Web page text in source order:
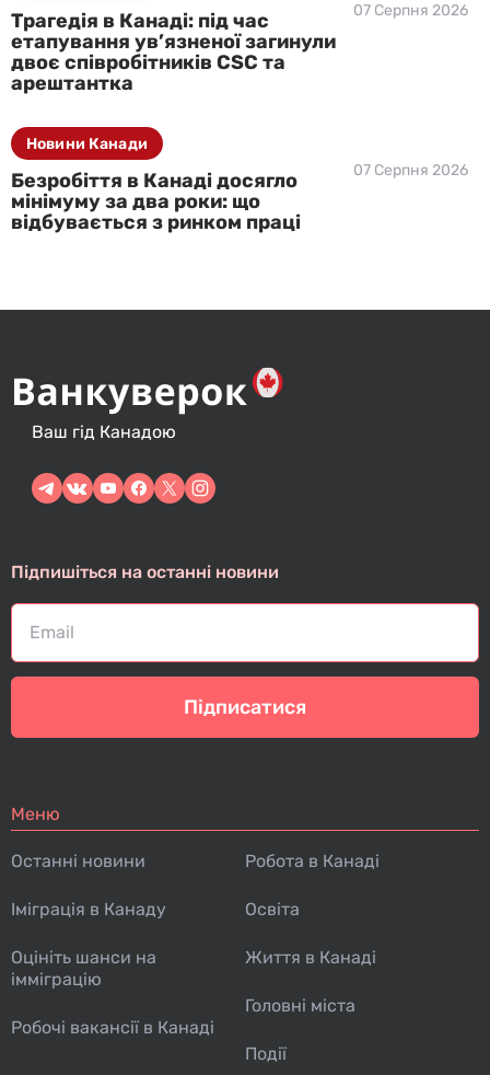
Трагедія в Канаді: під час
етапування ув’язненої загинули
двоє співробітників CSC та
арештантка
07 Серпня 2026
Безробіття в Канаді досягло
мінімуму за два роки: що
відбувається з ринком праці
07 Серпня 2026
Новини Канади
Ваш гід Канадою
Підпишіться на останні новини
Підписатися
Меню
Останні новини
Іміграція в Канаду
Оцініть шанси на
імміграцію
Робочі вакансії в Канаді
Робота в Канаді
Освіта
Життя в Канаді
Головні міста
Події